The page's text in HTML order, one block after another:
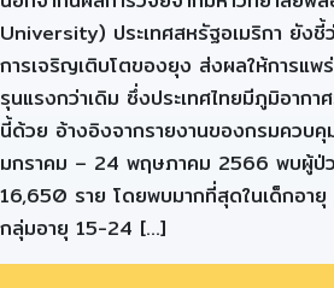
University) ประเทศสหรัฐอเมริกา ยังชี้
การเจริญเติบโตของยุง ส่งผลให้การแพ
รุนแรงกว่าเดิม ซึ่งประเทศไทยมีภูมิอาก
นี้ด้วย อ้างอิงจากรายงานของกรมควบ
มกราคม – 24 พฤษภาคม 2566 พบผู้ป่ว
16,650 ราย โดยพบมากที่สุดในเด็กอา
กลุ่มอายุ 15-24 […]